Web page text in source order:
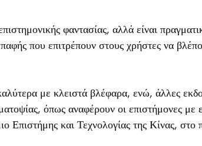
φαντασίας, αλλά είναι
που επιτρέπουν στους χρήστες να
με κλειστά βλέφαρα, ενώ, άλλες
όπως αναφέρουν οι επιστήμονες με
Επιστήμης και Τεχνολογίας της Κίνας, στο